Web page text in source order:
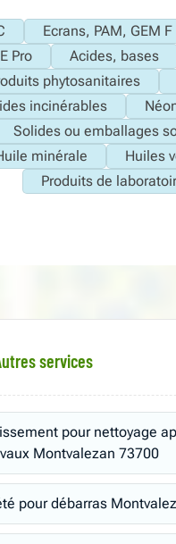
Ecrans, PAM, GEM F
Pro
Acides, bases
phytosanitaires
incinérables
Solides ou emballages
minérale
Huiles
Produits de
services
pour nettoyage
Montvalezan 73700
pour débarras